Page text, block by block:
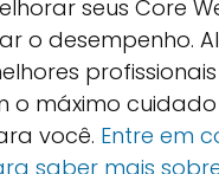
seus Core
o desempenho.
o máximo
você. Entre em
saber mais